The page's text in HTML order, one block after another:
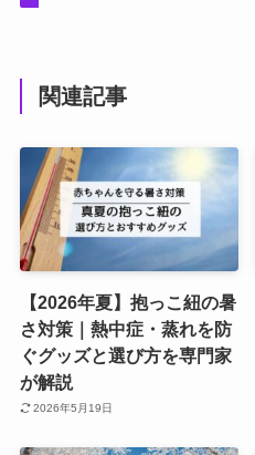
関連記事
【2026年夏】抱っこ紐の暑
さ対策｜熱中症・蒸れを防
ぐグッズと選び方を専門家
が解説
2026年5月19日